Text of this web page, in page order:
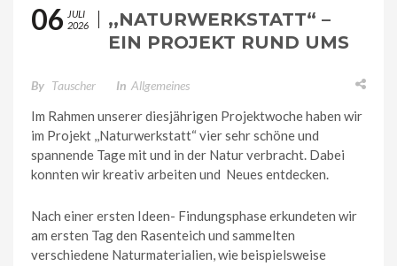
06 JULI
2026
,,NATURWERKSTATT“ –
EIN PROJEKT RUND UMS
NATURMATERIALIEN
By Tauscher In Allgemeines
Im Rahmen unserer diesjährigen Projektwoche haben wir
im Projekt ,,Naturwerkstatt“ vier sehr schöne und
spannende Tage mit und in der Natur verbracht. Dabei
konnten wir kreativ arbeiten und Neues entdecken.
Nach einer ersten Ideen- Findungsphase erkundeten wir
am ersten Tag den Rasenteich und sammelten
verschiedene Naturmaterialien, wie beispielsweise